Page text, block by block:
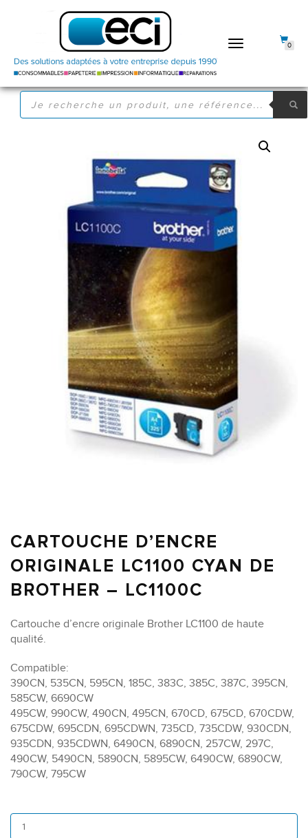
DÉPLIER
RECHERCHE
PRODUITS
0
CARTOUCHE D’ENCRE
ORIGINALE LC1100 CYAN DE
BROTHER – LC1100C
Cartouche d’encre originale Brother LC1100 de haute
qualité.
Compatible:
390CN, 535CN, 595CN, 185C, 383C, 385C, 387C, 395CN,
585CW, 6690CW
495CW, 990CW, 490CN, 495CN, 670CD, 675CD, 670CDW,
675CDW, 695CDN, 695CDWN, 735CD, 735CDW, 930CDN,
935CDN, 935CDWN, 6490CN, 6890CN, 257CW, 297C,
490CW, 5490CN, 5890CN, 5895CW, 6490CW, 6890CW,
790CW, 795CW